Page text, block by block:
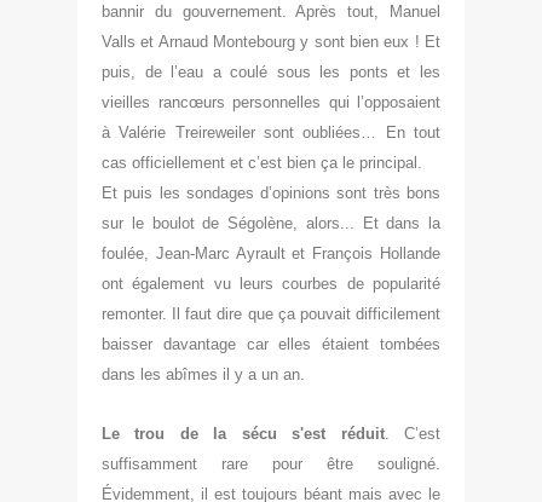
bannir du gouvernement. Après tout, Manuel
Valls et Arnaud Montebourg y sont bien eux ! Et
puis, de l’eau a coulé sous les ponts et les
vieilles rancœurs personnelles qui l’opposaient
à Valérie Treireweiler sont oubliées… En tout
cas officiellement et c’est bien ça le principal.
Et puis les sondages d’opinions sont très bons
sur le boulot de Ségolène, alors... Et dans la
foulée, Jean-Marc Ayrault et François Hollande
ont également vu leurs courbes de popularité
remonter. Il faut dire que ça pouvait difficilement
baisser davantage carelles étaient tombées
dans les abîmes il y a un an.
Le trou de la sécu s'est réduit. C’est
suffisamment rare pour être souligné.
Évidemment, il est toujours béant mais avec le